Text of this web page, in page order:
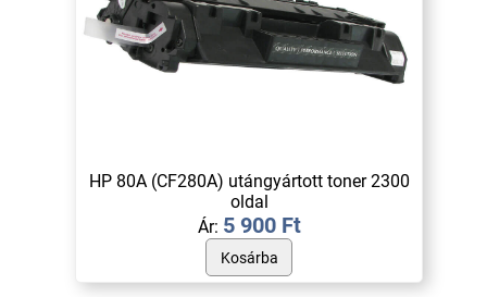
HP 80A (CF280A) utángyártott toner 2300
oldal
Ár: 5 900 Ft